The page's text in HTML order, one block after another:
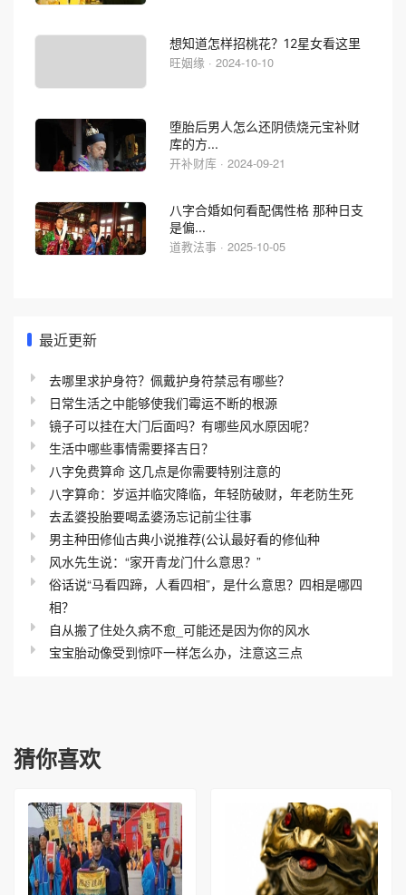
想知道怎样招桃花？12星女看这里
旺姻缘 · 2024-10-10
堕胎后男人怎么还阴债烧元宝补财
库的方...
开补财库 · 2024-09-21
八字合婚如何看配偶性格 那种日支
是偏...
道教法事 · 2025-10-05
最近更新
去哪里求护身符？佩戴护身符禁忌有哪些？
日常生活之中能够使我们霉运不断的根源
镜子可以挂在大门后面吗？有哪些风水原因呢？
生活中哪些事情需要择吉日？
八字免费算命 这几点是你需要特别注意的
八字算命：岁运并临灾降临，年轻防破财，年老防生死
去孟婆投胎要喝孟婆汤忘记前尘往事
男主种田修仙古典小说推荐(公认最好看的修仙种
风水先生说：“家开青龙门什么意思？”
俗话说“马看四蹄，人看四相”，是什么意思？四相是哪四
相？
自从搬了住处久病不愈_可能还是因为你的风水
宝宝胎动像受到惊吓一样怎么办，注意这三点
猜你喜欢